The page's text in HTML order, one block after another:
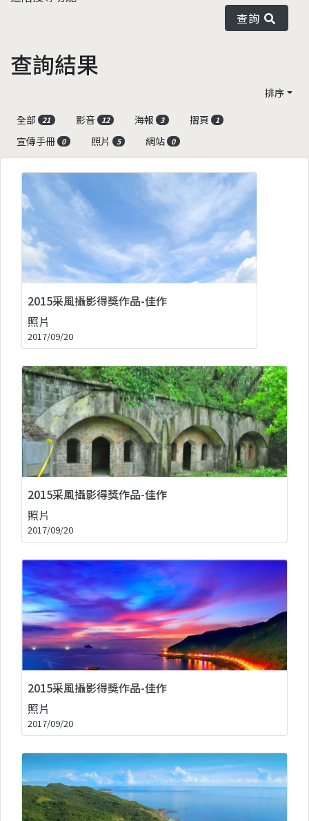
查詢
查詢結果
排序
全部
21 影音 12 海報 3 摺頁 1
宣傳手冊 0 照片 5 網站 0
2015采風攝影得獎作品-佳作
照片
2017/09/20
2015采風攝影得獎作品-佳作
照片
2017/09/20
2015采風攝影得獎作品-佳作
照片
2017/09/20